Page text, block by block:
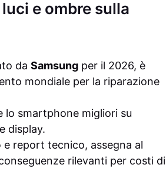
e ombre sulla
da Samsung per il 2026, è
mondiale per la riparazione
lo smartphone migliori su
display.
report tecnico, assegna al
rilevanti per costi di